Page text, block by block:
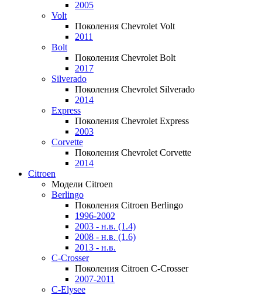
2005
Volt
Поколения Chevrolet Volt
2011
Bolt
Поколения Chevrolet Bolt
2017
Silverado
Поколения Chevrolet Silverado
2014
Express
Поколения Chevrolet Express
2003
Corvette
Поколения Chevrolet Corvette
2014
Citroen
Модели Citroen
Berlingo
Поколения Citroen Berlingo
1996-2002
2003 - н.в. (1.4)
2008 - н.в. (1.6)
2013 - н.в.
C-Crosser
Поколения Citroen C-Crosser
2007-2011
C-Elysee